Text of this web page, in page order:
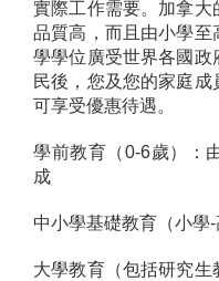
實際工作需要。加拿大
品質高，而且由小學至
學學位廣受世界各國
民後，您及您的家庭
可享受優惠待遇。
學前教育（0-6歲）：
成
中小學基礎教育（小學
大學教育（包括研究